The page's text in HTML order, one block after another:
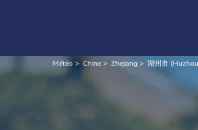
Météo Chine Zhejiang 湖州市